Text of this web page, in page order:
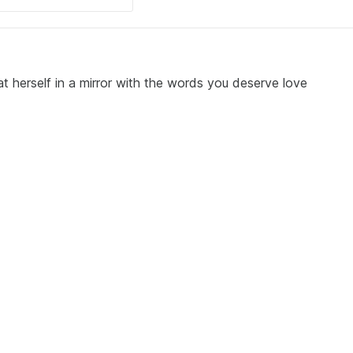
herself in a mirror with the words you deserve love